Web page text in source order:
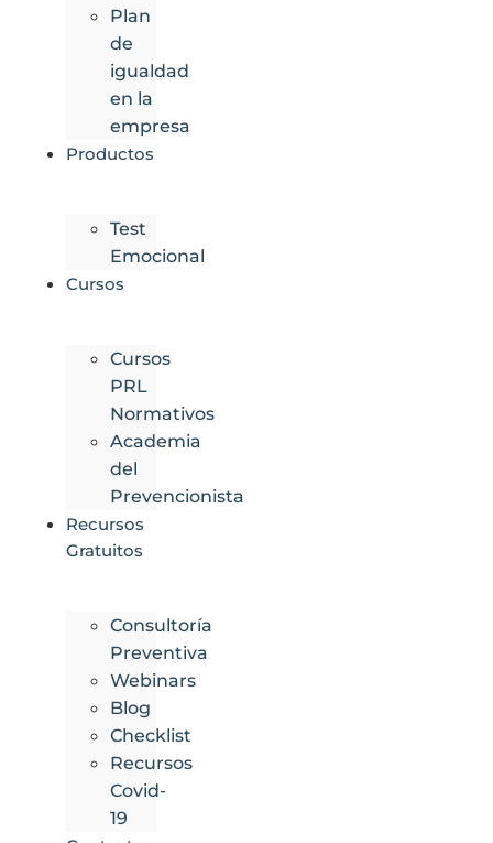
Plan
de
igualdad
en la
empresa
Productos
Test
Emocional
Cursos
Cursos
PRL
Normativos
Academia
del
Prevencionista
Recursos
Gratuitos
Consultoría
Preventiva
Webinars
Blog
Checklist
Recursos
Covid-
19